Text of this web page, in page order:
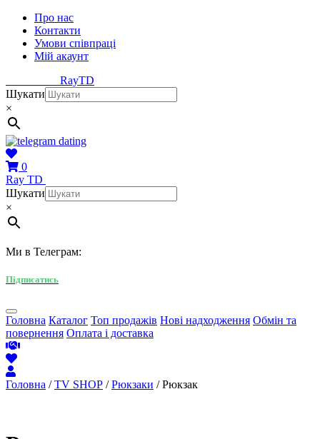
Про нас
Контакти
Умови співпраці
Мій акаунт
RayTD
Шукати
×
0
Ray TD
Шукати
×
Ми в Телеграм:
Підписатись
Головна Каталог Топ продажів Нові надходження Обмін та
повернення Оплата і доставка
Головна /TV SHOP /Рюкзаки / Рюкзак